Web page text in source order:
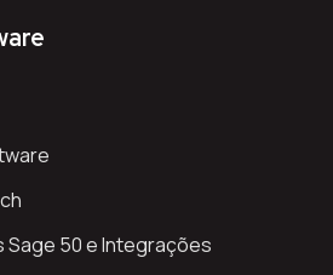
Sage 50 e Integrações